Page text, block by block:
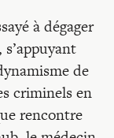
à dégager
de
criminels en
rencontre